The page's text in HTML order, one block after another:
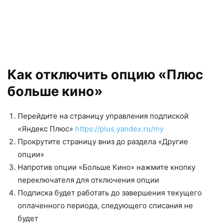
Как отключить опцию «Плюс
больше кино»
Перейдите на страницу управления подпиской
«Яндекс Плюс» https://plus.yandex.ru/my
Прокрутите страницу вниз до раздела «Другие
опции»
Напротив опции «Больше Кино» нажмите кнопку
переключателя для отключения опции
Подписка будет работать до завершения текущего
оплаченного периода, следующего списания не
будет